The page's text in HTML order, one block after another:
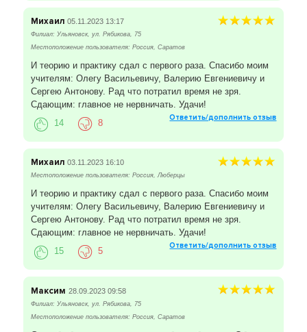
Михаил 05.11.2023 13:17
Филиал: Ульяновск, ул. Рябикова, 75
Местоположение пользователя: Россия, Саратов
И теорию и практику сдал с первого раза. Спасибо моим
учителям: Олегу Васильевичу, Валерию Евгениевичу и
Сергею Антонову. Рад что потратил время не зря.
Сдающим: главное не нервничать. Удачи!
Ответить/дополнить отзыв
14 8
Михаил 03.11.2023 16:10
Местоположение пользователя: Россия, Люберцы
И теорию и практику сдал с первого раза. Спасибо моим
учителям: Олегу Васильевичу, Валерию Евгениевичу и
Сергею Антонову. Рад что потратил время не зря.
Сдающим: главное не нервничать. Удачи!
Ответить/дополнить отзыв
15 5
Максим 28.09.2023 09:58
Филиал: Ульяновск, ул. Рябикова, 75
Местоположение пользователя: Россия, Саратов